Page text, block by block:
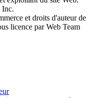
Inc.
et droits d'auteur de
licence par Web Team